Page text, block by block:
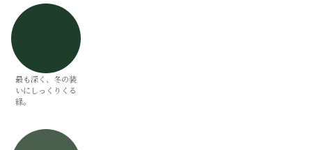
最も深く、冬の装
いにしっくりくる
緑。